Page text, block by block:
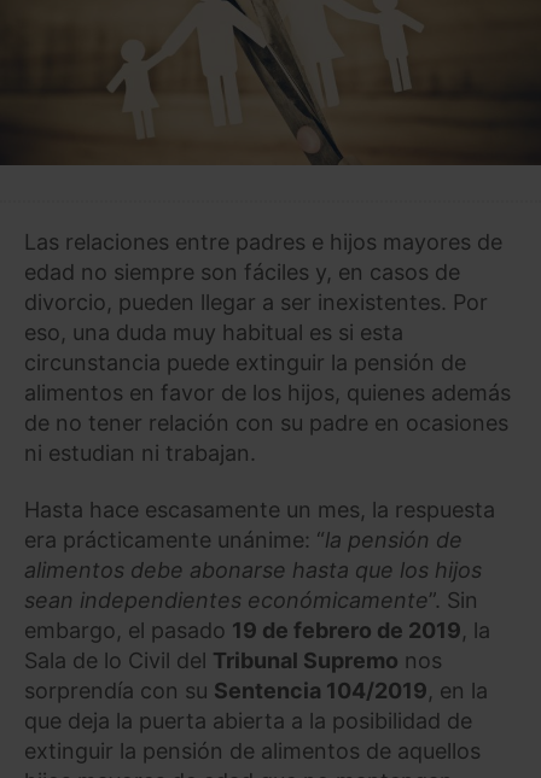
Las relaciones entre padres e hijos mayores de
edad no siempre son fáciles y, en casos de
divorcio, pueden llegar a ser inexistentes. Por
eso, una duda muy habitual es si esta
circunstancia puede extinguir la pensión de
alimentos en favor de los hijos, quienes además
de no tener relación con su padre en ocasiones
ni estudian ni trabajan.
Hasta hace escasamente un mes, la respuesta
era prácticamente unánime: “la pensión de
alimentos debe abonarse hasta que los hijos
sean independientes económicamente”. Sin
embargo, el pasado 19 de febrero de 2019, la
Sala de lo Civil del Tribunal Supremo nos
sorprendía con su Sentencia 104/2019, en la
que deja la puerta abierta a la posibilidad de
extinguir la pensión de alimentos de aquellos